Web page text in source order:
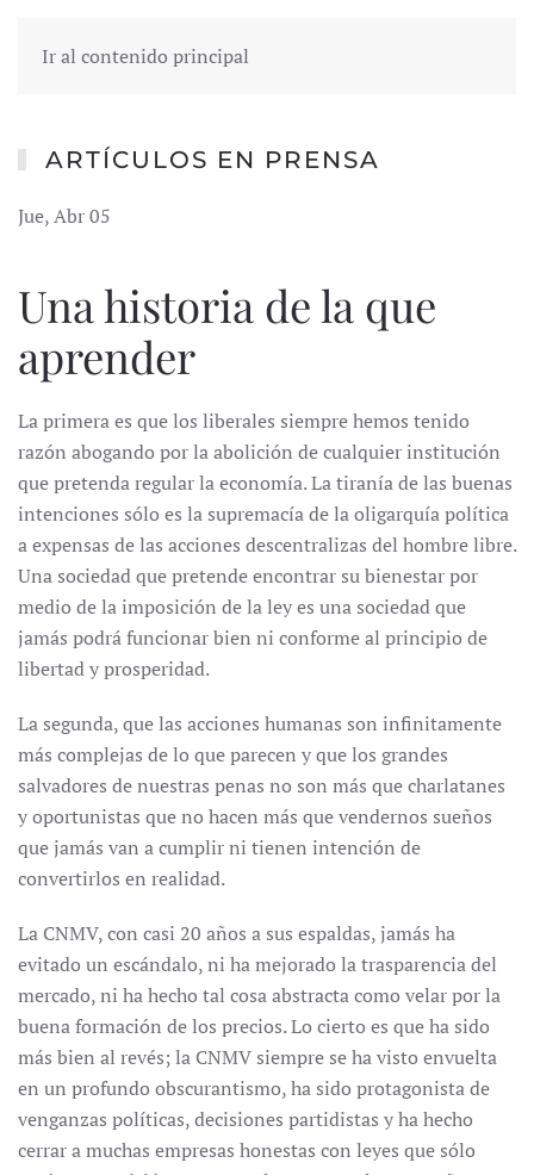
Ir al contenido principal
ARTÍCULOS EN PRENSA
Jue, Abr 05
Una historia de la que
aprender
La primera es que los liberales siempre hemos tenido
razón abogando por la abolición de cualquier institución
que pretenda regular la economía. La tiranía de las buenas
intenciones sólo es la supremacía de la oligarquía política
a expensas de las acciones descentralizas del hombre libre.
Una sociedad que pretende encontrar su bienestar por
medio de la imposición de la ley es una sociedad que
jamás podrá funcionar bien ni conforme al principio de
libertad y prosperidad.
La segunda, que las acciones humanas son infinitamente
más complejas de lo que parecen y que los grandes
salvadores de nuestras penas no son más que charlatanes
y oportunistas que no hacen más que vendernos sueños
que jamás van a cumplir ni tienen intención de
convertirlos en realidad.
La CNMV, con casi 20 años a sus espaldas, jamás ha
evitado un escándalo, ni ha mejorado la trasparencia del
mercado, ni ha hecho tal cosa abstracta como velar por la
buena formación de los precios. Lo cierto es que ha sido
más bien al revés; la CNMV siempre se ha visto envuelta
en un profundo obscurantismo, ha sido protagonista de
venganzas políticas, decisiones partidistas y ha hecho
cerrar a muchas empresas honestas con leyes que sólo